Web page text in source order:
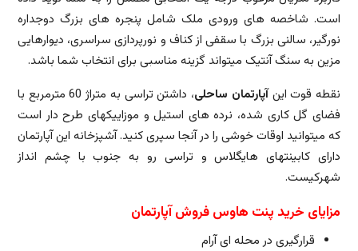
است. شاخصه های ورودی ملک شامل پنجره های بزرگ دوجداره
نورگیر، سالنی بزرگ با سقفی از کناف و نورپردازی سراسری، دیوارهایی
مزین به سنگ آنتیک میتواند گزینه مناسبی برای انتخاب شما باشد.
نقطه قوت اینآپارتمان ساحلی
، داشتن تراسی به متراژ 60 مترمربع با
فضای گل کاری شده، نرده های استیل و موزاییکهای طرح دار است
که میتوانید اوقات خوشی را در آنجا سپری کنید. آشپزخانه این آپارتمان
دارای کابینتهای هایگلاس و تراسی رو به جنوب با چشم انداز
شهرکیست.
مزایای خرید پنت هاوس فروش آپارتمان
قرارگیری در محله ای آرام